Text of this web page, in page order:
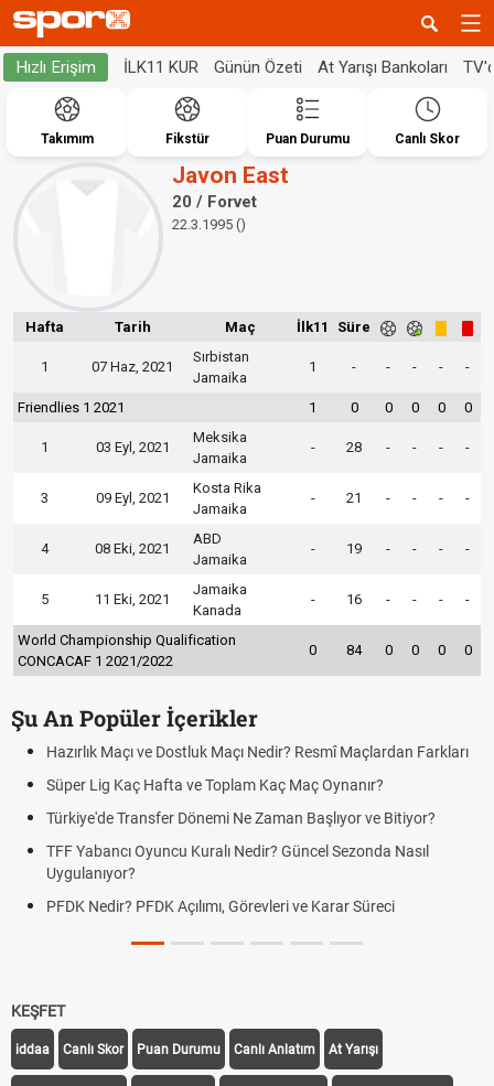
Hızlı Erişim İLK11 KUR Günün Özeti At Yarışı Bankoları
Takımım Fikstür Puan Durumu Canlı Skor
Javon East
20 / Forvet
22.3.1995 ()
Hafta Tarih Maç İlk11 Süre
1 07 Haz, 2021
Sırbistan
Jamaika
1 - - - - -
Friendlies 1 2021 1 0 0 0 0 0
1 03 Eyl, 2021
Meksika
Jamaika
- 28 - - - -
3 09 Eyl, 2021
Kosta Rika
Jamaika
- 21 - - - -
4 08 Eki, 2021
ABD
Jamaika
- 19 - - - -
5 11 Eki, 2021
Jamaika
Kanada
- 16 - - - -
World Championship Qualification
CONCACAF 1 2021/2022
0 84 0 0 0 0
Şu An Popüler İçerikler
Hazırlık Maçı ve Dostluk Maçı Nedir? Resmî Maçlardan Farkları
Süper Lig Kaç Hafta ve Toplam Kaç Maç Oynanır?
Türkiye'de Transfer Dönemi Ne Zaman Başlıyor ve Bitiyor?
TFF Yabancı Oyuncu Kuralı Nedir? Güncel Sezonda Nasıl
Uygulanıyor?
PFDK Nedir? PFDK Açılımı, Görevleri ve Karar Süreci
KEŞFET
iddaa Canlı Skor Puan Durumu Canlı Anlatım At Yarışı